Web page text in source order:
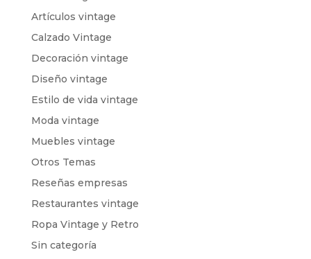
Artículos vintage
Calzado Vintage
Decoración vintage
Diseño vintage
Estilo de vida vintage
Moda vintage
Muebles vintage
Otros Temas
Reseñas empresas
Restaurantes vintage
Ropa Vintage y Retro
Sin categoría